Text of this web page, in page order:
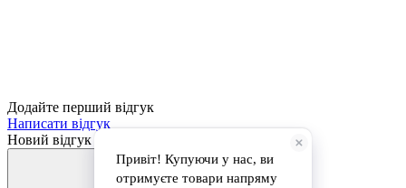
Додайте перший відгук
Написати відгук
Новий відгук